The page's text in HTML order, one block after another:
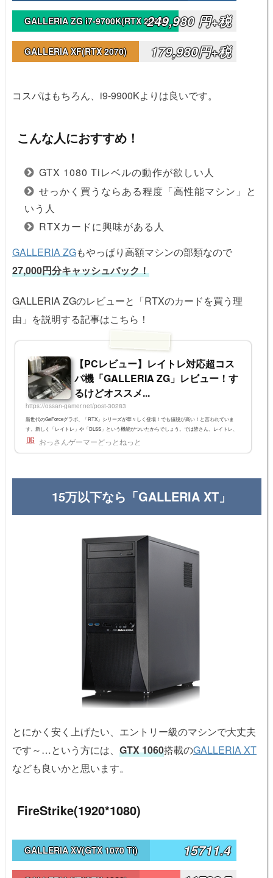
GALLERIA ZG i7-9700K(RTX 2080)249,980 円+税
GALLERIA XF(RTX 2070) 179,980円+税
コスパはもちろん、i9-9900Kよりは良いです。
こんな人におすすめ！
GTX 1080 Tiレベルの動作が欲しい人
せっかく買うならある程度「高性能マシン」と
いう人
RTXカードに興味がある人
GALLERIA ZGもやっぱり高額マシンの部類なので
27,000円分キャッシュバック！
GALLERIA ZGのレビューと「RTXのカードを買う理
由」を説明する記事はこちら！
【PCレビュー】レイトレ対応超コス
パ機「GALLERIA ZG」レビュー！す
るけどオススメ...
https://ossan-gamer.net/post-30283
新世代のGeForceグラボ、「RTX」シリーズが華々しく登場！でも値段が高い！と言われていま
す。新しく「レイトレ」や「DLSS」という機能がついたからでしょう。では皆さん、レイトレ、
DLSSってなんだかわかりますか？おっさんはこの記事を書くまでよくわかりませんでした。しか
おっさんゲーマーどっとねっと
15万以下なら「GALLERIA XT」
とにかく安く上げたい、エントリー級のマシンで大丈夫
です～…という方には、 GTX 1060搭載のGALLERIA XT
なども良いかと思います。
FireStrike(1920*1080)
GALLERIA XV(GTX 1070 Ti) 15711.4